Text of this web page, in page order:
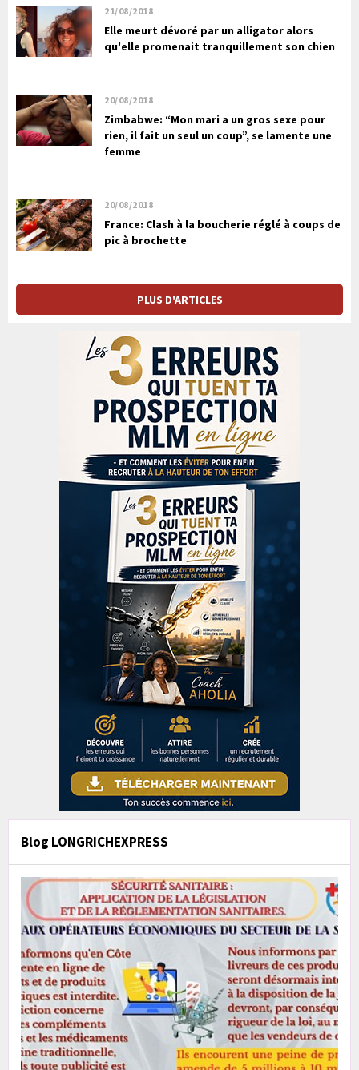
21/08/2018
Elle meurt dévoré par un alligator alors
qu'elle promenait tranquillement son chien
20/08/2018
Zimbabwe: “Mon mari a un gros sexe pour
rien, il fait un seul un coup”, se lamente une
femme
20/08/2018
France: Clash à la boucherie réglé à coups de
pic à brochette
PLUS D'ARTICLES
Blog LONGRICHEXPRESS